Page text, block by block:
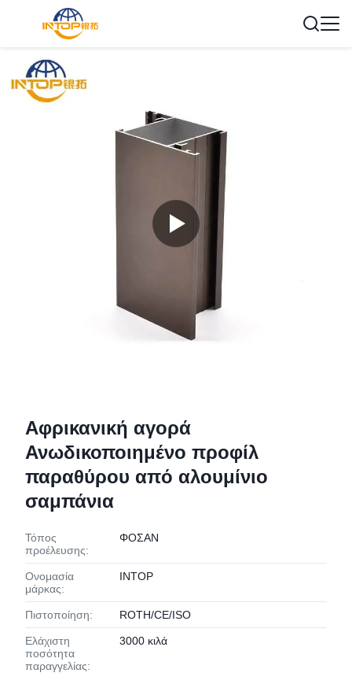
Αφρικανική αγορά
Ανωδικοποιημένο προφίλ
παραθύρου από αλουμίνιο
σαμπάνια
Τόπος
προέλευσης:
ΦΟΣΑΝ
Ονομασία
μάρκας:
INTOP
Πιστοποίηση: ROTH/CE/ISO
Ελάχιστη
ποσότητα
παραγγελίας:
3000 κιλά